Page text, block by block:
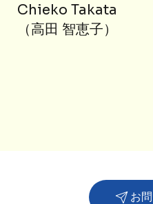
Chieko Takata
（高田 智恵子）
お